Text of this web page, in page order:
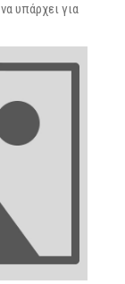
υπάρχει για